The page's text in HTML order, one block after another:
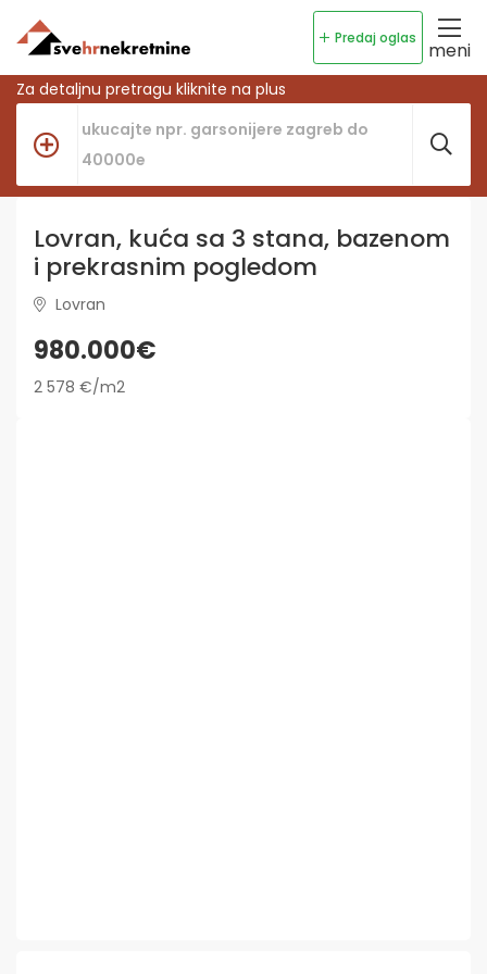
Predaj oglas
meni
Za detaljnu pretragu kliknite na plus
Lovran, kuća sa 3 stana, bazenom
i prekrasnim pogledom
Lovran
980.000€
2 578 €/m2